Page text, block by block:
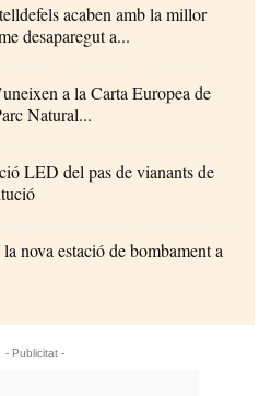
acaben amb la millor
desaparegut a...
a la Carta Europea de
Natural...
LED del pas de vianants de
nova estació de bombament a
- Publicitat -